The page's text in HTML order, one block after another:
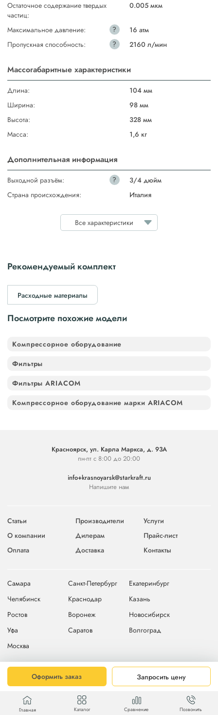
Оформить заказ Запросить цену
Остаточное содержание твердых
частиц:
0.005 мкм
Максимальное давление: ?
16 атм
Пропускная способность:
? 2160 л/мин
Массогабаритные характеристики
Длина:
104 мм
Ширина:
98 мм
Высота:
328 мм
Масса:
1,6 кг
Дополнительная информация
Выходной разъём: ?
3/4 дюйм
Страна происхождения:
Италия
Все характеристики
Рекомендуемый комплект
Расходные материалы
Посмотрите похожие модели
Компрессорное оборудование
Фильтры
Фильтры ARIACOM
Компрессорное оборудование марки ARIACOM
Главная Каталог Сравнение Позвонить
Красноярск, ул. Карла Маркса, д. 93А
пн-пт с 8:00 до 20:00
info+krasnoyarsk@starkraft.ru
Напишите нам
Статьи Производители
Услуги
О компании
Дилерам
Прайс-лист
Оплата
Доставка Контакты
Самара Санкт-Петербург
Екатеринбург
Челябинск
Краснодар
Казань
Ростов
Воронеж
Новосибирск
Уфа
Саратов
Волгоград
Москва
© 2004-2026 © Компания Starkraft Карта сайта